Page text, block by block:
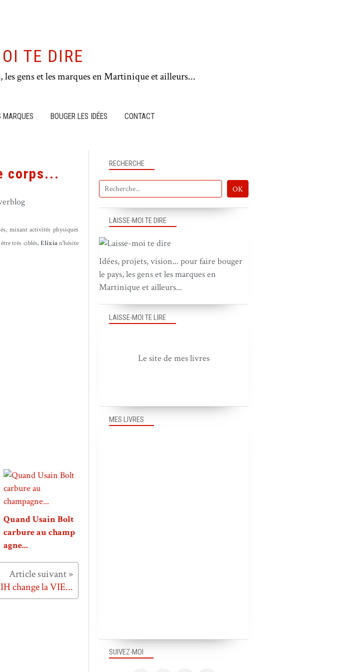
TE DIRE
gens et les marques en Martinique et ailleurs...
MARQUES BOUGER LES IDÉES CONTACT
corps...
mixant activités physiques
très ciblés,Elixian'hésite
Quand Usain Bolt
carbure au champ
agne...
change la VIE...
SUIVEZ-MOI
RECHERCHE
LAISSE-MOI TE DIRE
Idées, projets, vision... pour faire bouger
le pays, les gens et les marques en
Martinique et ailleurs...
MES LIVRES
LAISSE-MOI TE LIRE
Le site de mes livres